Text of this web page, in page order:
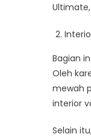
Bagian
Oleh
mewah
interior
Selain